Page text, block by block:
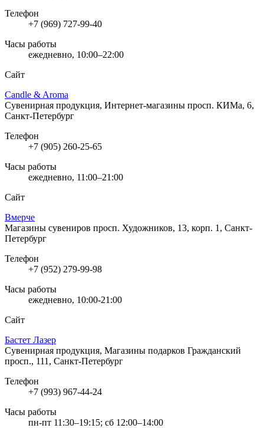
Телефон
+7 (969) 727-99-40
Часы работы
ежедневно, 10:00–22:00
Сайт
Candle & Aroma
Сувенирная продукция, Интернет-магазины просп. КИМа, 6,
Санкт-Петербург
Телефон
+7 (905) 260-25-65
Часы работы
ежедневно, 11:00–21:00
Сайт
Вмерче
Магазины сувениров просп. Художников, 13, корп. 1, Санкт-
Петербург
Телефон
+7 (952) 279-99-98
Часы работы
ежедневно, 10:00-21:00
Сайт
Бастет Лазер
Сувенирная продукция, Магазины подарков Гражданский
просп., 111, Санкт-Петербург
Телефон
+7 (993) 967-44-24
Часы работы
пн-пт 11:30–19:15; сб 12:00–14:00